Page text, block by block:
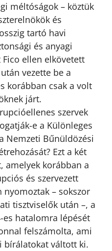
méltóságok – köztük
és
tartó havi
és anyagi
ellen elkövetett
vezette be a
korábban csak a volt
járt.
szervek
e a Különleges
Nemzeti Bűnüldözési
Ezt a két
amelyek korábban a
és szervezett
nyomoztak – sokszor
tisztviselők után –, a
es hatalomra lépését
felszámolta, ami
bírálatokat váltott ki.